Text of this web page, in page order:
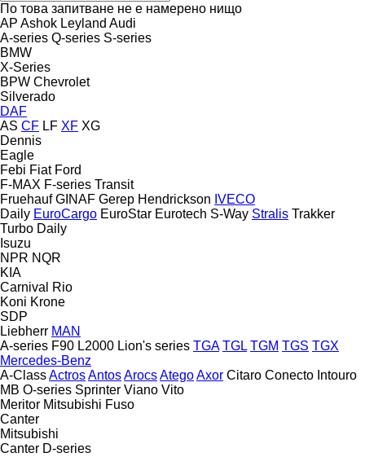
По това запитване не е намерено нищо
AP Ashok Leyland Audi
A-series Q-series S-series
BMW
X-Series
BPW Chevrolet
Silverado
DAF
AS CF LF XF XG
Dennis
Eagle
Febi Fiat Ford
F-MAX F-series Transit
Fruehauf GINAF Gerep Hendrickson IVECO
Daily EuroCargo EuroStar Eurotech S-Way Stralis Trakker
Turbo Daily
Isuzu
NPR NQR
KIA
Carnival
Rio
Koni Krone
SDP
Liebherr MAN
A-series F90 L2000 Lion's series TGA TGL TGM TGS TGX
Mercedes-Benz
A-ClassActrosAntosArocsAtegoAxor Citaro Conecto Intouro
MB O-series Sprinter Viano Vito
Meritor Mitsubishi Fuso
Canter
Mitsubishi
Canter D-series